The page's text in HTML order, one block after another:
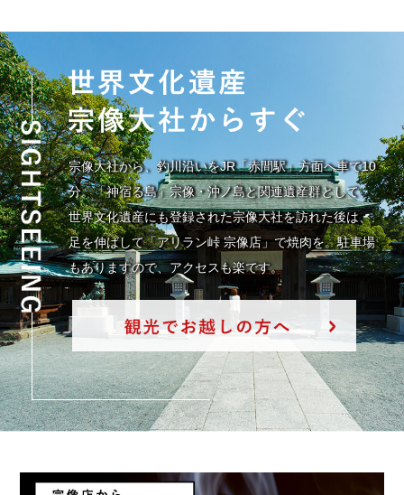
宗像大社から、釣川沿いをJR「赤間駅」方面へ車で10
分。「神宿る島」宗像・沖ノ島と関連遺産群として、
世界文化遺産にも登録された宗像大社を訪れた後は、
足を伸ばして「アリラン峠 宗像店」で焼肉を。駐車場
もありますので、アクセスも楽です。